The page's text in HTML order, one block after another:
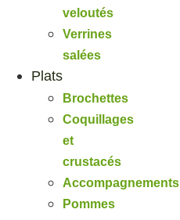
veloutés
Verrines
salées
Plats
Brochettes
Coquillages
et
crustacés
Accompagnements
Pommes